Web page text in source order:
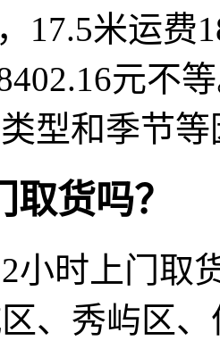
17.5米运费
元不
型和季节
货吗？
小时上门取
、秀屿区